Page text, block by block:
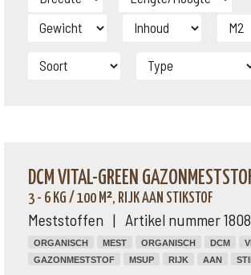
DCM VITAL-GREEN
3 - 6 KG / 100 M², RIJK AAN STIKSTOF
Meststoffen | Artikel nummer
ORGANISCH MEST ORGANISCH DCM
GAZONMESTSTOF
MSUP RIJK AAN